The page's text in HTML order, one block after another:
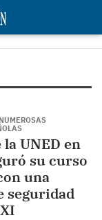
UNED en
su curso
una
seguridad